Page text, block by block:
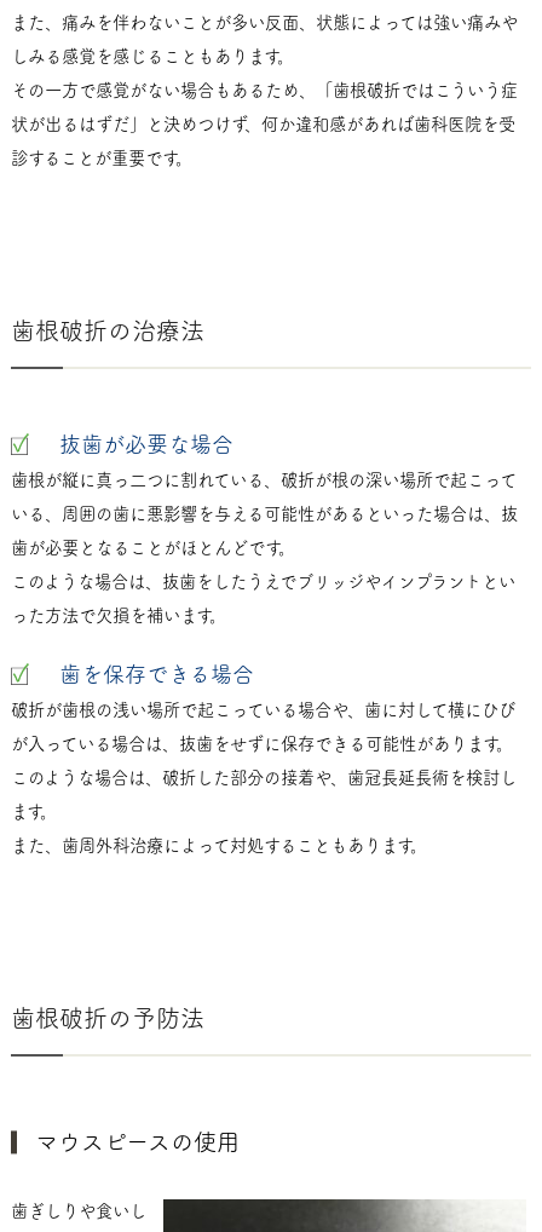
また、痛みを伴わないことが多い反面、状態によっては強い痛みや
しみる感覚を感じることもあります。
その一方で感覚がない場合もあるため、「歯根破折ではこういう症
状が出るはずだ」と決めつけず、何か違和感があれば歯科医院を受
診することが重要です。
歯根破折の治療法
抜歯が必要な場合
歯根が縦に真っ二つに割れている、破折が根の深い場所で起こって
いる、周囲の歯に悪影響を与える可能性があるといった場合は、抜
歯が必要となることがほとんどです。
このような場合は、抜歯をしたうえでブリッジやインプラントとい
った方法で欠損を補います。
歯を保存できる場合
破折が歯根の浅い場所で起こっている場合や、歯に対して横にひび
が入っている場合は、抜歯をせずに保存できる可能性があります。
このような場合は、破折した部分の接着や、歯冠長延長術を検討し
ます。
また、歯周外科治療によって対処することもあります。
歯根破折の予防法
マウスピースの使用
歯ぎしりや食いし